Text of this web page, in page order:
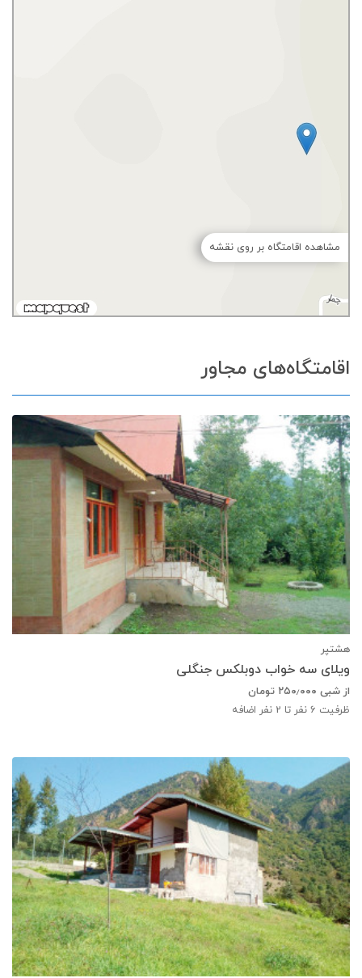
مشاهده اقامتگاه بر روی نقشه
اقامتگاه‌های مجاور
هشتپر
ویلای سه خواب دوبلکس جنگلی
از شبی ۲۵۰٫۰۰۰ تومان
ظرفیت 6 نفر تا 2 نفر اضافه